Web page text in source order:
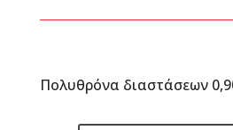
​Πολυθρόνα διαστάσεων